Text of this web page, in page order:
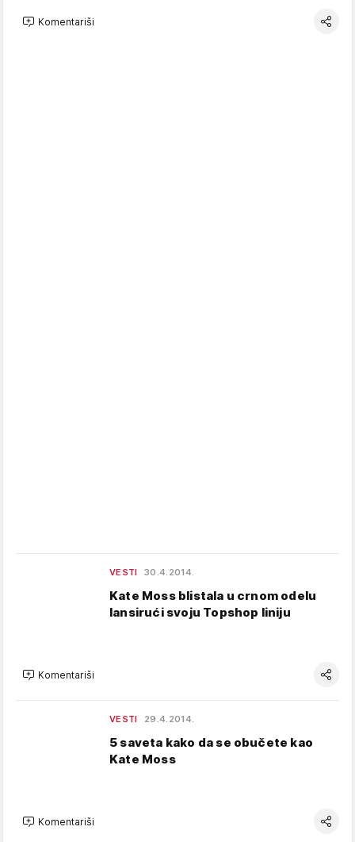
Komentariši
VESTI 30.4.2014.
Kate Moss blistala u crnom odelu
lansirući svoju Topshop liniju
Komentariši
VESTI 29.4.2014.
5 saveta kako da se obučete kao
Kate Moss
Komentariši